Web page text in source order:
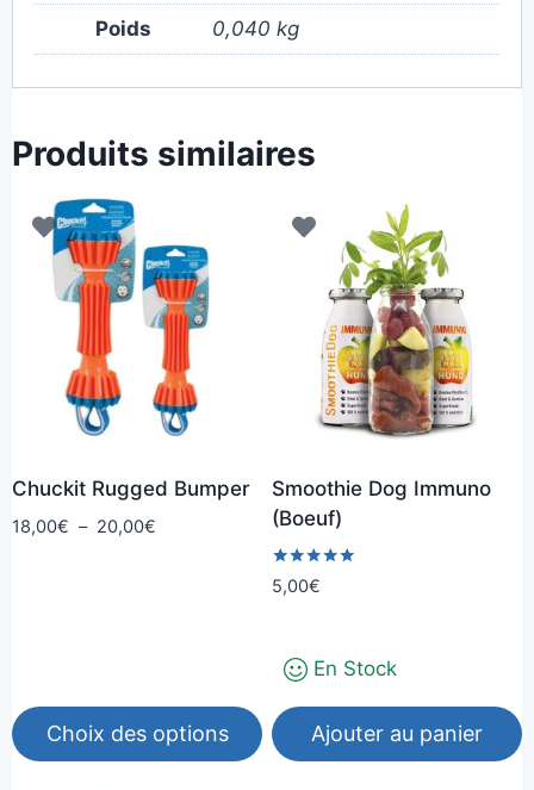
Poids 0,040 kg
Produits similaires
Chuckit Rugged Bumper
18,00€ – 20,00€
Choix des options
Smoothie Dog Immuno
(Boeuf)
Note
5.00
5,00€
En Stock
Ajouter au panier